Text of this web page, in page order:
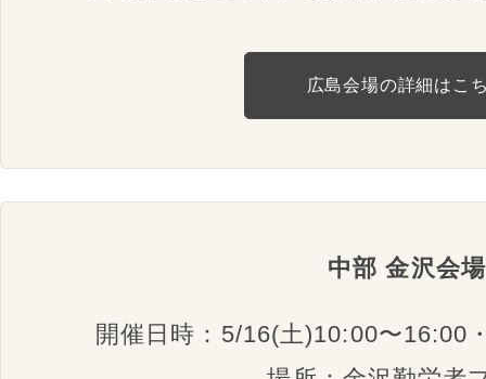
広島会場の詳細はこ
中部 金沢会場
開催日時：5/16(土)10:00〜16:00